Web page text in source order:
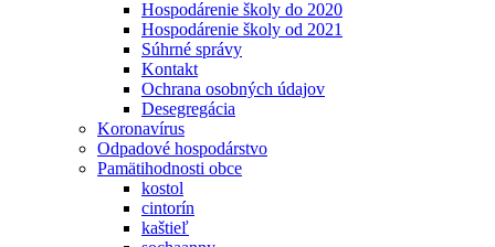
Hospodárenie školy do 2020
Hospodárenie školy od 2021
Súhrné správy
Kontakt
Ochrana osobných údajov
Desegregácia
Koronavírus
Odpadové hospodárstvo
Pamätihodnosti obce
kostol
cintorín
kaštieľ